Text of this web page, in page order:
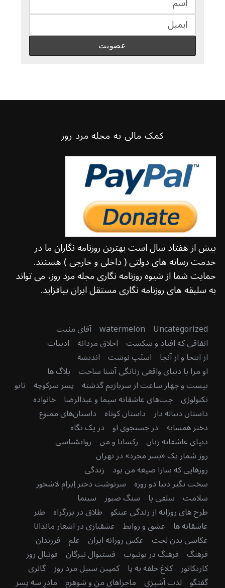
کمک مالی به مجله مرد روز
بیش از هفتاد سال است بهترین روزنامه نگاران ما در
خدمت رسانه های دولتی ( داخلی و خارجی ) هستند.
حمایت شما از شیوه روزنامه نگاری مجله مرد روز، می تواند
به سلیقه های روزنامه نگاری مستقل ایران بیافزاید.
Uncategorized
watermelon آقای مثبت
اتفاقی که افتاد و شکست اخلاق مردانه ادبیات
از اینجا و از آنجا اسنَپ نوشت اندیشه
او مرا با دنیای واقعی زنانگی آشنا ساخت بلاگ ها
بیست و چهار ساعت از سربازیم گذشته پسر سرکوچه تابو
تکنولوژی چت‌های عاشقانه سیما و عبدالرضا خانواده
داستان دنباله دار داستان کوتاه داستان‌های ممنوع
دختر همسایه در جستجوی او در یک نگاه
دنیای عاشقانه زنان رکسانا و من روانشناسی
روز شمار یک «پسر مجرد» در تهران
روزهایی که سارا صیغه من بود زندگی
سخت نگیر دنیا دو روزه سرنوشت دختر اِبرام لاشخور
سلامت سلفی پا سنگ صبور سینما
طرح های روزانه از زندگی عینکو طلاق در بزرگراه طنز
عاشقانه ها عشق و روابط عشقبازی در اشعار ماندانا
عکاسی بدن لخت عکس روزانه ایران علم فرزندان
فرهنگ فرهنگ در یوتیوب فستیوال تیرگان فوتبال روز
کاریکاتور کلاغ حلقه به پا کمپین سبیل مرد روز گالری
گفتگو لذت آشپزی ماجراهای من و شوهرم مادرِ سه پسر